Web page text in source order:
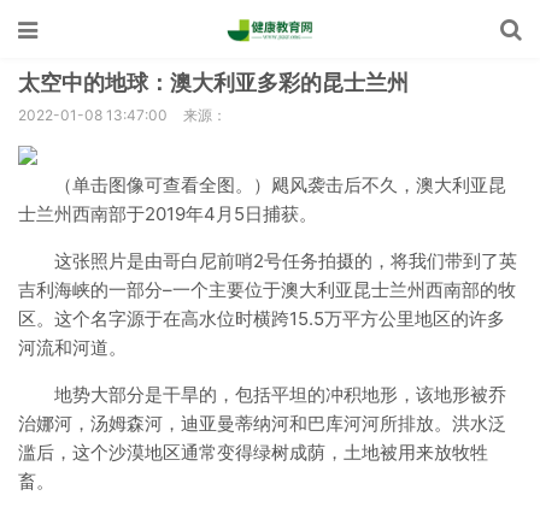
太空中的地球：澳大利亚多彩的昆士兰州
2022-01-08 13:47:00 来源：
（单击图像可查看全图。）飓风袭击后不久，澳大利亚昆
士兰州西南部于2019年4月5日捕获。
这张照片是由哥白尼前哨2号任务拍摄的，将我们带到了英
吉利海峡的一部分–一个主要位于澳大利亚昆士兰州西南部的牧
区。这个名字源于在高水位时横跨15.5万平方公​​里地区的许多
河流和河道。
地势大部分是干旱的，包括平坦的冲积地形，该地形被乔
治娜河，汤姆森河，迪亚曼蒂纳河和巴库河河所排放。洪水泛
滥后，这个沙漠地区通常变得绿树成荫，土地被用来放牧牲
畜。